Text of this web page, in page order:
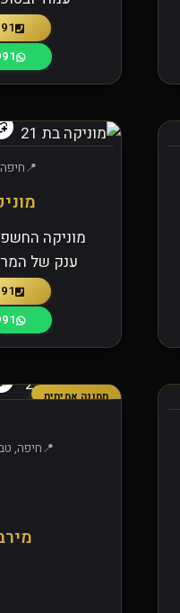
מוניקה
ענק של
תמונה אמיתית
חיפה,